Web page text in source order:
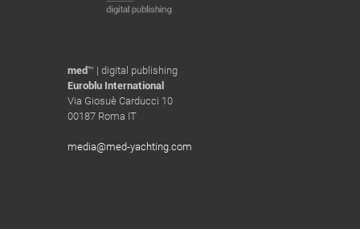
med™ | digital publishing
Euroblu International
Via Giosuè Carducci 10
00187 Roma IT
media@med-yachting.com